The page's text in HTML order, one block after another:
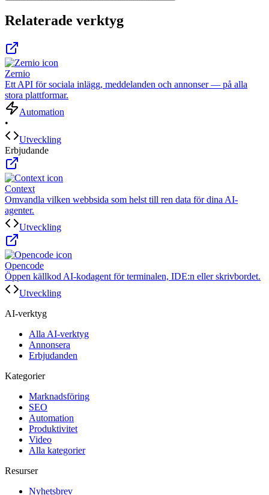
Relaterade verktyg
Zernio
Ett API för sociala inlägg, meddelanden och annonser — på alla
stora plattformar.
Automation
•
Utveckling
Erbjudande
Context
Omvandla vilken webbsida som helst till ren data för dina AI-
agenter.
Utveckling
Opencode
Öppen källkod AI-kodagent för terminalen, IDE:n eller skrivbordet.
Utveckling
AI-verktyg
Alla AI-verktyg
Annonsera
Erbjudanden
Kategorier
Marknadsföring
SEO
Automation
Produktivitet
Video
Alla kategorier
Resurser
Nyhetsbrev